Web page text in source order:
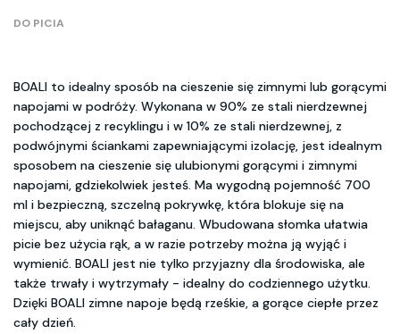
DO PICIA
BOALI to idealny sposób na cieszenie się zimnymi lub gorącymi
napojami w podróży. Wykonana w 90% ze stali nierdzewnej
pochodzącej z recyklingu i w 10% ze stali nierdzewnej, z
podwójnymi ściankami zapewniającymi izolację, jest idealnym
sposobem na cieszenie się ulubionymi gorącymi i zimnymi
napojami, gdziekolwiek jesteś. Ma wygodną pojemność 700
ml i bezpieczną, szczelną pokrywkę, która blokuje się na
miejscu, aby uniknąć bałaganu. Wbudowana słomka ułatwia
picie bez użycia rąk, a w razie potrzeby można ją wyjąć i
wymienić. BOALI jest nie tylko przyjazny dla środowiska, ale
także trwały i wytrzymały - idealny do codziennego użytku.
Dzięki BOALI zimne napoje będą rześkie, a gorące ciepłe przez
cały dzień.